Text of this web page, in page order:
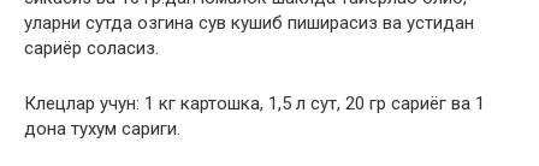
уларни сутда озгина сув кушиб пиширасиз ва устидан
сариёр соласиз.
Клецлар учун: 1 кг картошка, 1,5 л сут, 20 гр сариёг ва 1
дона тухум сариги.